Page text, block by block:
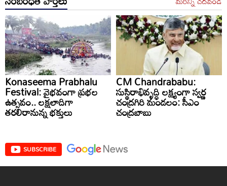
Konaseema Prabhalu
Festival: వైభవంగా ప్రభల
ఉత్సవం.. లక్షలాదిగా
తరలిరానున్న భక్తులు
CM Chandrababu:
సుస్థిరాభివృద్ధి లక్ష్యంగా స్వర్ణ
చంద్రగిరి మండలం: సీఎం
చంద్రబాబు
SUBSCRIBE